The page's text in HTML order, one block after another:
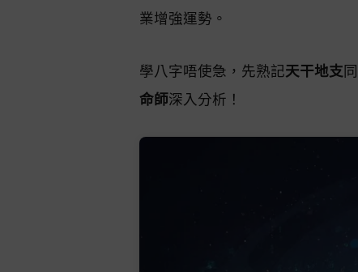
業增強運勢。
學八字唔使急，先熟記天干地支同
命師深入分析！